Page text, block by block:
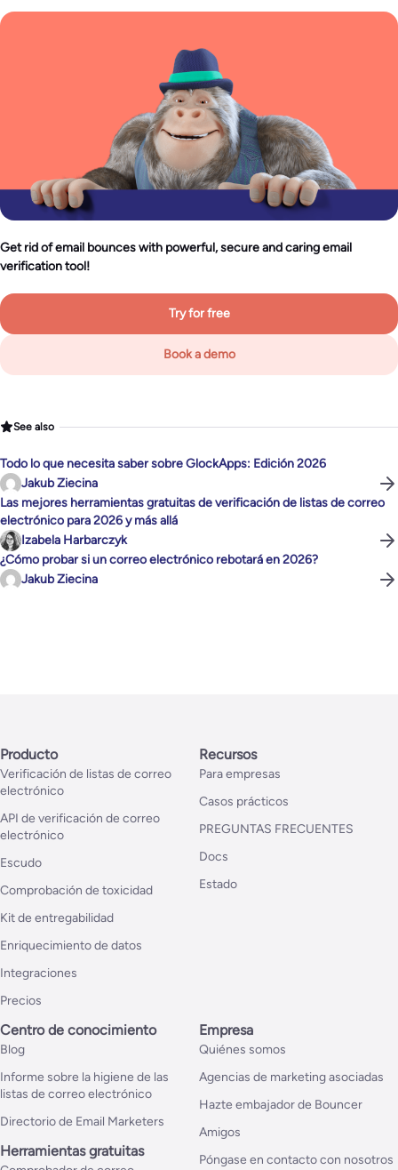
Get rid of email bounces with powerful, secure and caring email
verification tool!
Try for free
Book a demo
See also
Todo lo que necesita saber sobre GlockApps: Edición 2026
Jakub Ziecina
Las mejores herramientas gratuitas de verificación de listas de correo
electrónico para 2026 y más allá
Izabela Harbarczyk
¿Cómo probar si un correo electrónico rebotará en 2026?
Jakub Ziecina
Producto
Verificación de listas de correo
electrónico
API de verificación de correo
electrónico
Escudo
Comprobación de toxicidad
Kit de entregabilidad
Enriquecimiento de datos
Integraciones
Precios
Recursos
Para empresas
Casos prácticos
PREGUNTAS FRECUENTES
Docs
Estado
Centro de conocimiento
Blog
Informe sobre la higiene de las
listas de correo electrónico
Directorio de Email Marketers
Herramientas gratuitas
Empresa
Quiénes somos
Agencias de marketing asociadas
Hazte embajador de Bouncer
Amigos
Póngase en contacto con nosotros